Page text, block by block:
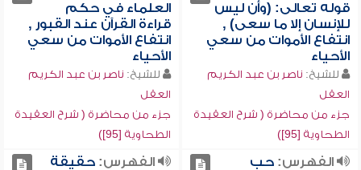
قوله تعالى: (وأن ليس
للإنسان إلا ما سعى) ,
انتفاع الأموات من سعي
الأحياء
للشيخ: ناصر بن عبد الكريم
العقل
جزء من محاضرة ( شرح العقيدة
الطحاوية [95])
العلماء في حكم
قراءة القرآن عند القبور ,
انتفاع الأموات من سعي
الأحياء
للشيخ: ناصر بن عبد الكريم
العقل
جزء من محاضرة ( شرح العقيدة
الطحاوية [95])
الفهرس:حب
الفهرس:حقيقة